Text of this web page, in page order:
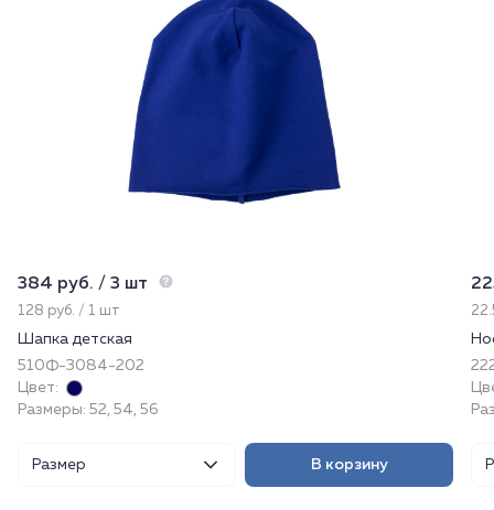
384 руб. / 3 шт
128 руб. / 1 шт
Шапка детская
510Ф-3084-202
Цвет:
Размеры: 52, 54, 56
Размер В корзину